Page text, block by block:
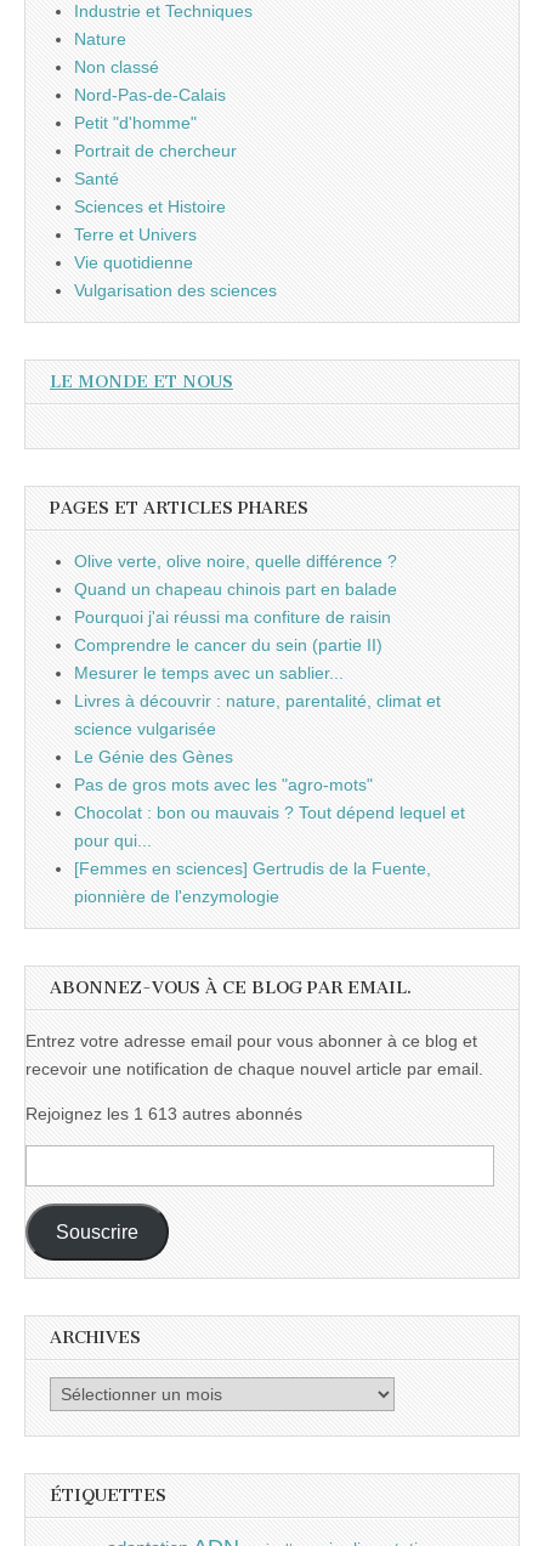
Industrie et Techniques
Nature
Non classé
Nord-Pas-de-Calais
Petit "d'homme"
Portrait de chercheur
Santé
Sciences et Histoire
Terre et Univers
Vie quotidienne
Vulgarisation des sciences
LE MONDE ET NOUS
PAGES ET ARTICLES PHARES
Olive verte, olive noire, quelle différence ?
Quand un chapeau chinois part en balade
Pourquoi j'ai réussi ma confiture de raisin
Comprendre le cancer du sein (partie II)
Mesurer le temps avec un sablier...
Livres à découvrir : nature, parentalité, climat et
science vulgarisée
Le Génie des Gènes
Pas de gros mots avec les "agro-mots"
Chocolat : bon ou mauvais ? Tout dépend lequel et
pour qui...
[Femmes en sciences] Gertrudis de la Fuente,
pionnière de l'enzymologie
ABONNEZ-VOUS À CE BLOG PAR EMAIL.
Entrez votre adresse email pour vous abonner à ce blog et
recevoir une notification de chaque nouvel article par email.
Rejoignez les 1 613 autres abonnés
e-
mail :
Souscrire
ARCHIVES
Archives
ÉTIQUETTES